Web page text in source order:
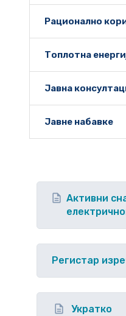
Рационално
Топлотна
Јавна
Јавне набавке
Активни
Регистар
Укратко